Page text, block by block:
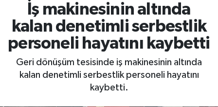
İş makinesinin altında
kalan denetimli serbestlik
personeli hayatını kaybetti
Geri dönüşüm tesisinde iş makinesinin altında
kalan denetimli serbestlik personeli hayatını
kaybetti.